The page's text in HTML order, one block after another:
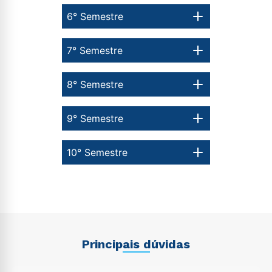
10° Semestre
9° Semestre
8° Semestre
7° Semestre
6° Semestre
Principais dúvidas